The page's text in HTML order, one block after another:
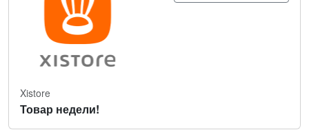
Xistore
Товар недели!